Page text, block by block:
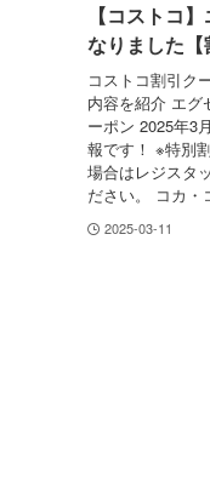
【コストコ
なりました【
コストコ割引ク
内容を紹介 エグ
ーポン 2025年3
報です！ ※特別
場合はレジスタ
ださい。 コカ
2025-03-11